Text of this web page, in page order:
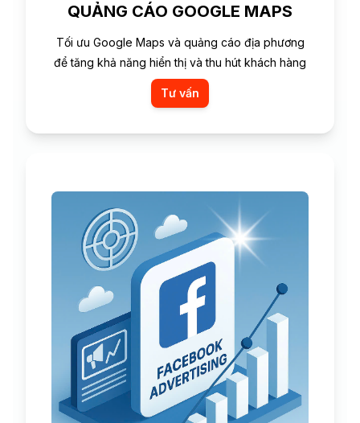
QUẢNG CÁO GOOGLE MAPS
Tối ưu Google Maps và quảng cáo địa phương
để tăng khả năng hiển thị và thu hút khách hàng
Tư vấn